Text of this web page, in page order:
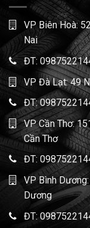
VP Biên Hoà:
Nai
ĐT:
VP Đà Lạt: 49
ĐT:
VP Cần Thơ:
Cần Thơ
ĐT:
VP Bình
Dương
ĐT: